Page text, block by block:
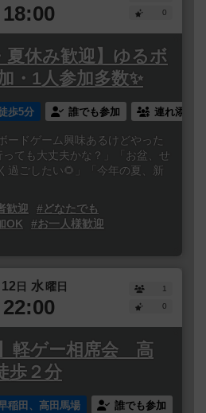
0
夏休み歓迎】ゆるボ
・1人参加多数✨
歩5分 誰でも参加 連れ添い
ードゲーム興味あるけどやった
ても大丈夫かな？」「お盆、せ
過ごしたい🌻」「今年の夏、新
歓迎
#どなたでも
OK
#お一人様歓迎
12日 水曜日
1
0
】軽ゲー相席会 高
歩２分
稲田、高田馬場 誰でも参加